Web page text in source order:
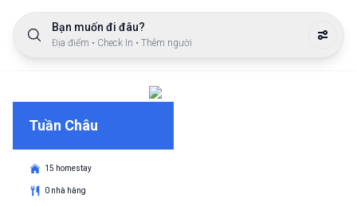
Bạn muốn đi đâu?
Địa điểm • Check In • Thêm người
Tuần Châu
15 homestay
0 nhà hàng